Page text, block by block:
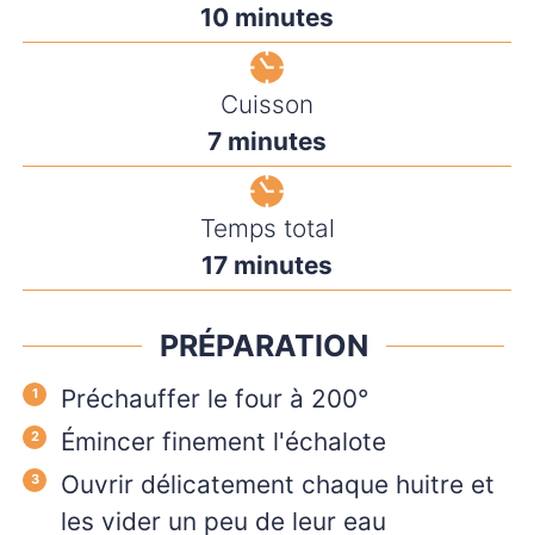
10minutes
minutes
Cuisson
7minutes
minutes
Temps total
17minutes
minutes
PRÉPARATION
Préchauffer le four à 200°
Émincer finement l'échalote
Ouvrir délicatement chaque huitre et
les vider un peu de leur eau